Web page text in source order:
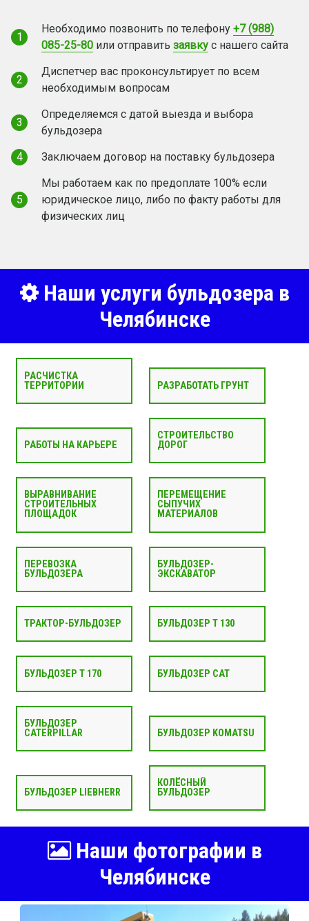
1
Необходимо позвонить по телефону +7 (988)
085-25-80 или отправить заявку с нашего сайта
2
Диспетчер вас проконсультирует по всем
необходимым вопросам
3
Определяемся с датой выезда и выбора
бульдозера
4
Заключаем договор на поставку бульдозера
5
Мы работаем как по предоплате 100% если
юридическое лицо, либо по факту работы для
физических лиц
Наши услуги бульдозера в
Челябинске
РАСЧИСТКА
ТЕРРИТОРИИ
РАЗРАБОТАТЬ ГРУНТ
РАБОТЫ НА КАРЬЕРЕ
СТРОИТЕЛЬСТВО
ДОРОГ
ВЫРАВНИВАНИЕ
СТРОИТЕЛЬНЫХ
ПЛОЩАДОК
ПЕРЕМЕЩЕНИЕ
СЫПУЧИХ
МАТЕРИАЛОВ
ПЕРЕВОЗКА
БУЛЬДОЗЕРА
БУЛЬДОЗЕР-
ЭКСКАВАТОР
ТРАКТОР-БУЛЬДОЗЕР БУЛЬДОЗЕР Т 130
БУЛЬДОЗЕР Т 170 БУЛЬДОЗЕР CAT
БУЛЬДОЗЕР
CATERPILLAR
БУЛЬДОЗЕР KOMATSU
БУЛЬДОЗЕР LIEBHERR
КОЛЁСНЫЙ
БУЛЬДОЗЕР
Наши фотографии в
Челябинске